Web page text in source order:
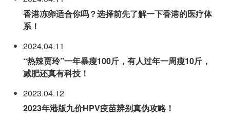
香港冻卵适合你吗？选择前先了解一下香港的医疗体
系！
2024.04.11
“热辣贾玲”一年暴瘦100斤，有人过年一周瘦10斤，
减肥还真有科技！
2023.04.12
2023年港版九价HPV疫苗辨别真伪攻略！